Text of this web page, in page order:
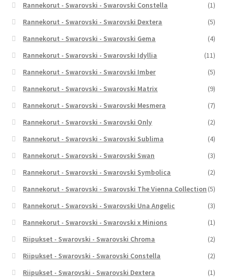
Rannekorut - Swarovski - Swarovski Constella
(1)
Rannekorut - Swarovski - Swarovski Dextera
(5)
Rannekorut - Swarovski - Swarovski Gema
(4)
Rannekorut - Swarovski - Swarovski Idyllia
(11)
Rannekorut - Swarovski - Swarovski Imber
(5)
Rannekorut - Swarovski - Swarovski Matrix
(9)
Rannekorut - Swarovski - Swarovski Mesmera
(7)
Rannekorut - Swarovski - Swarovski Only
(2)
Rannekorut - Swarovski - Swarovski Sublima
(4)
Rannekorut - Swarovski - Swarovski Swan
(3)
Rannekorut - Swarovski - Swarovski Symbolica
(2)
Rannekorut - Swarovski - Swarovski The Vienna Collection (5)
Rannekorut - Swarovski - Swarovski Una Angelic
(3)
Rannekorut - Swarovski - Swarovski x Minions
(1)
Riipukset - Swarovski - Swarovski Chroma
(2)
Riipukset - Swarovski - Swarovski Constella
(2)
Riipukset - Swarovski - Swarovski Dextera
(1)